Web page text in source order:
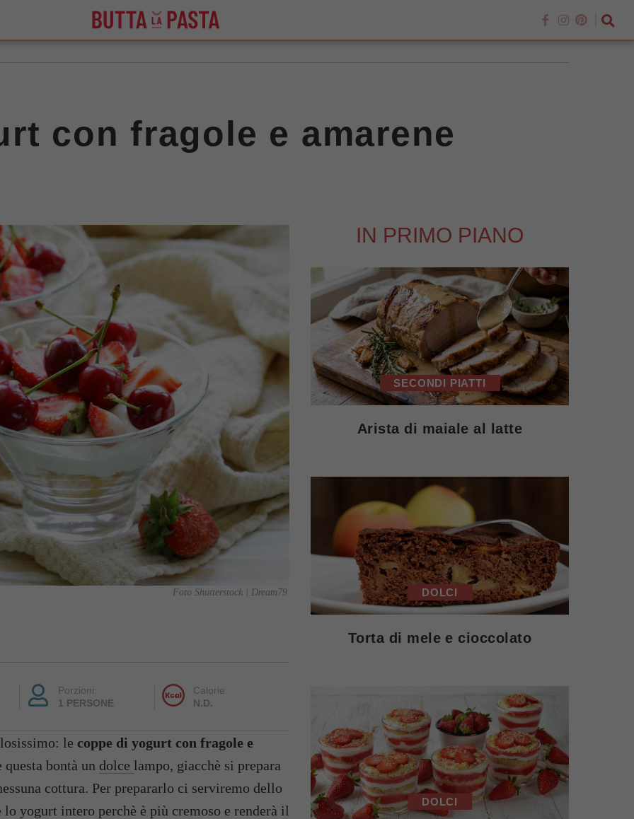
con fragole e amarene
Foto Shutterstock | Dream79
Porzioni:
1 PERSONE
Calorie:
N.D.
le coppe di yogurt con fragole e
bontà un dolce lampo, giacchè si prepara
cottura. Per prepararlo ci serviremo dello
yogurt intero perchè è più cremoso e renderà il
IN PRIMO PIANO
SECONDI PIATTI
Arista di maiale al latte
DOLCI
Torta di mele e cioccolato
DOLCI